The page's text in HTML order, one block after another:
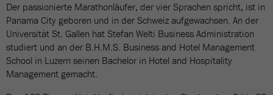
Der passionierte Marathonläufer, der vier Sprachen spricht, ist in
Panama City geboren und in der Schweiz aufgewachsen. An der
Universität St. Gallen hat Stefan Welti Business Administration
studiert und an der B.H.M.S. Business and Hotel Management
School in Luzern seinen Bachelor in Hotel and Hospitality
Management gemacht.